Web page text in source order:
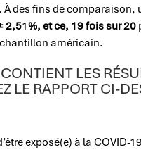
À des fins de
2,51%, et ce, 19 fois sur 20
américain.
LES
LE RAPPORT CI-
exposé(e) à la